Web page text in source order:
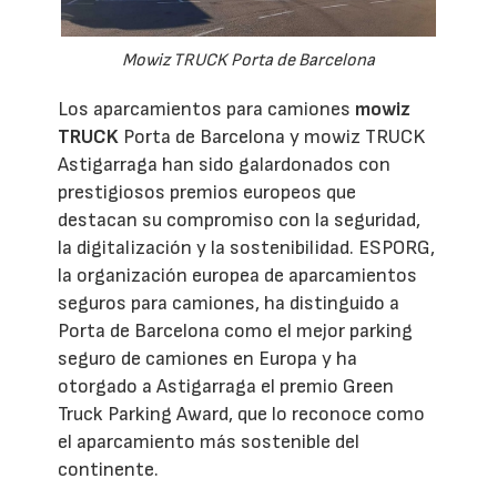
Mowiz TRUCK Porta de Barcelona
Los aparcamientos para camiones mowiz
TRUCK Porta de Barcelona y mowiz TRUCK
Astigarraga han sido galardonados con
prestigiosos premios europeos que
destacan su compromiso con la seguridad,
la digitalización y la sostenibilidad. ESPORG,
la organización europea de aparcamientos
seguros para camiones, ha distinguido a
Porta de Barcelona como el mejor parking
seguro de camiones en Europa y ha
otorgado a Astigarraga el premio Green
Truck Parking Award, que lo reconoce como
el aparcamiento más sostenible del
continente.